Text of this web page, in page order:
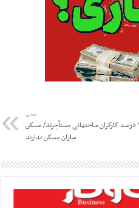
بعدی
۴۰ درصد کارگران ساختمانی مستأجرند/ مسکن
سازان مسکن ندارند